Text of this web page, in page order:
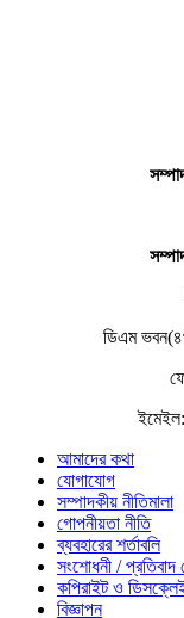
ডিএম
আমাদের কথা
যোগাযোগ
সম্পাদকীয় নীতিমালা
গোপনীয়তা নীতি
ব্যবহারের শর্তাবলি
সংশোধনী / প্রতিবাদ
কপিরাইট ও
বিজ্ঞাপন